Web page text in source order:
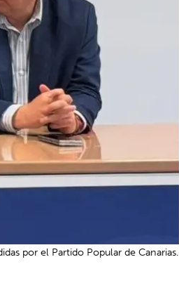
por el Partido Popular de Canarias.